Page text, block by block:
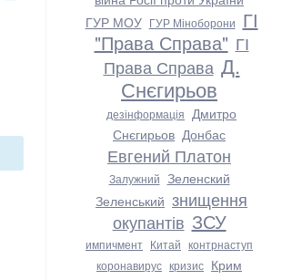
ГУР МОУ ГУР Міноборони ГІ
"Права Справа" ГІ
Права Справа Д.
Снєгирьов
дезінформація Дмитро
Снєгирьов Донбас
Евгений Платон
Залужний Зеленский
Зеленський знищення
окупантів ЗСУ
импичмент Китай контрнаступ
коронавирус кризис Крим